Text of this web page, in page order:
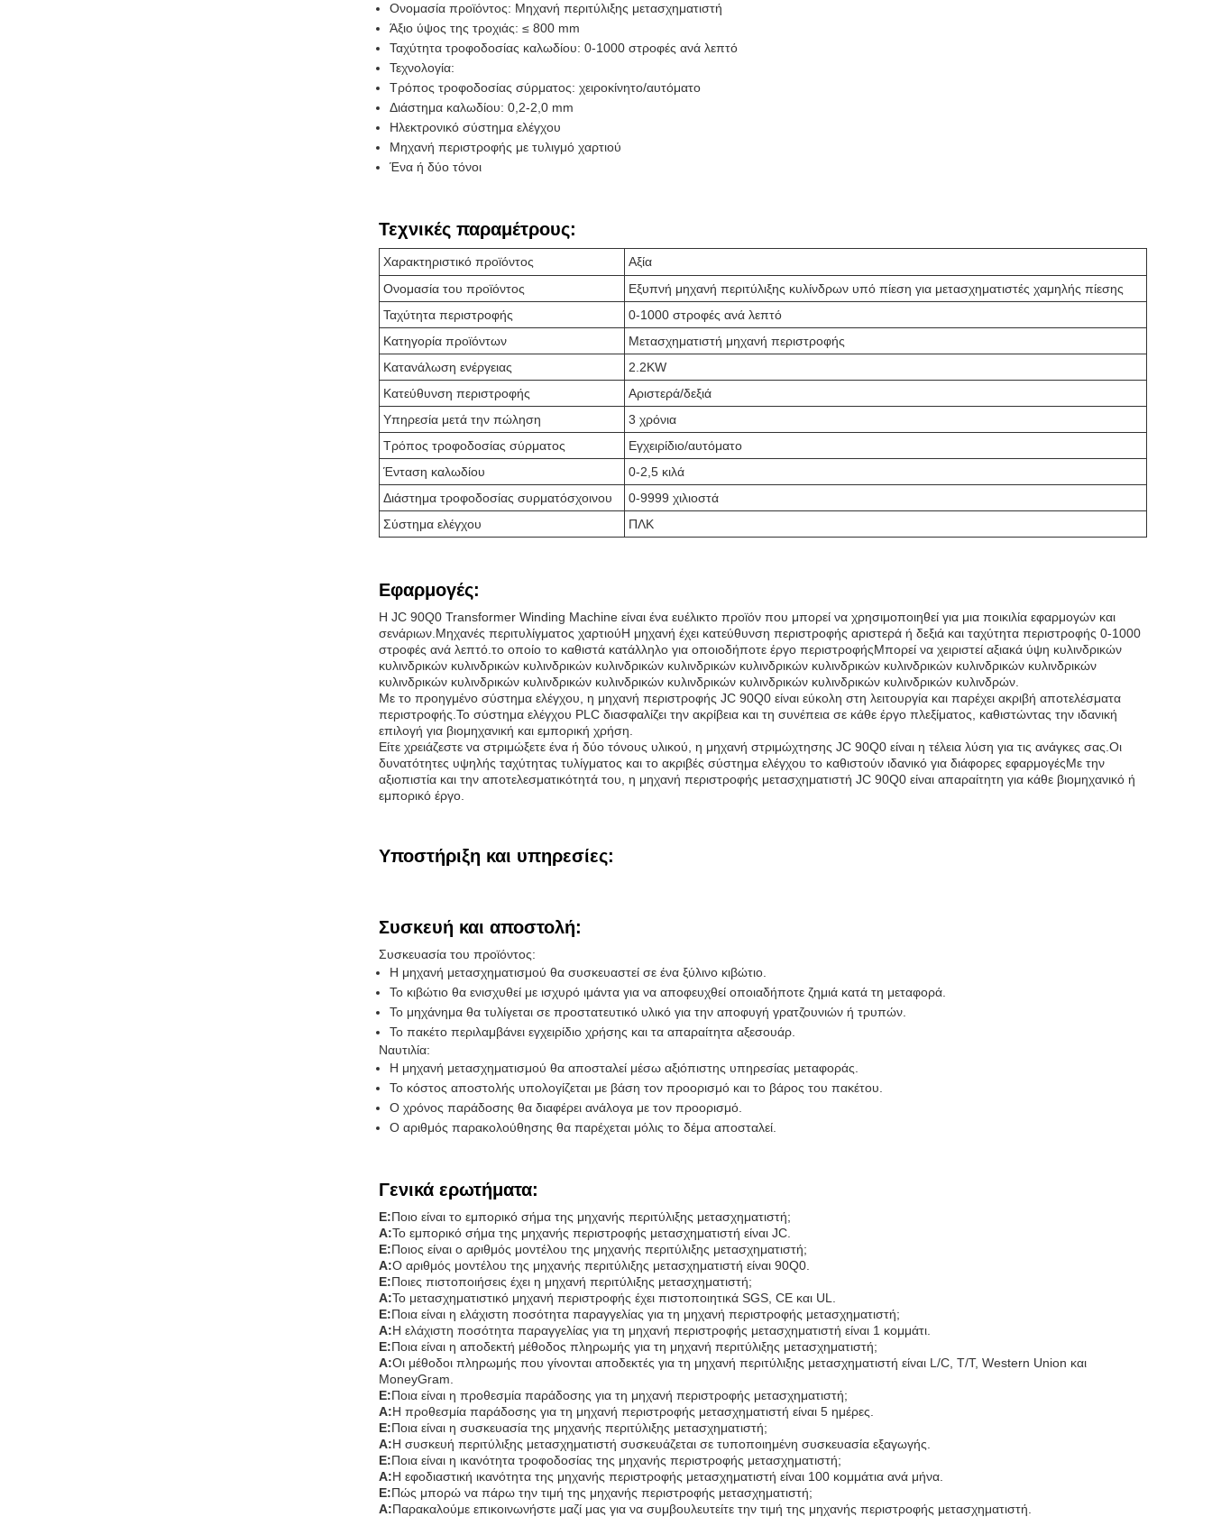
Ονομασία προϊόντος: Μηχανή περιτύλιξης μετασχηματιστή
Άξιο ύψος της τροχιάς: ≤ 800 mm
Ταχύτητα τροφοδοσίας καλωδίου: 0-1000 στροφές ανά λεπτό
Τεχνολογία:
Τρόπος τροφοδοσίας σύρματος: χειροκίνητο/αυτόματο
Διάστημα καλωδίου: 0,2-2,0 mm
Ηλεκτρονικό σύστημα ελέγχου
Μηχανή περιστροφής με τυλιγμό χαρτιού
Ένα ή δύο τόνοι
Τεχνικές παραμέτρους:
Χαρακτηριστικό προϊόντος
Αξία
Ονομασία του προϊόντος
Εξυπνή μηχανή περιτύλιξης κυλίνδρων υπό πίεση για μετασχηματιστές χαμηλής πίεσης
Ταχύτητα περιστροφής
0-1000 στροφές ανά λεπτό
Κατηγορία προϊόντων
Μετασχηματιστή μηχανή περιστροφής
Κατανάλωση ενέργειας
2.2KW
Κατεύθυνση περιστροφής
Αριστερά/δεξιά
Υπηρεσία μετά την πώληση
3 χρόνια
Τρόπος τροφοδοσίας σύρματος
Εγχειρίδιο/αυτόματο
Ένταση καλωδίου
0-2,5 κιλά
Διάστημα τροφοδοσίας συρματόσχοινου
0-9999 χιλιοστά
Σύστημα ελέγχου
ΠΛΚ
Εφαρμογές:
Η JC 90Q0 Transformer Winding Machine είναι ένα ευέλικτο προϊόν που μπορεί να χρησιμοποιηθεί για μια ποικιλία εφαρμογών και
σενάριων.Μηχανές περιτυλίγματος χαρτιούΗ μηχανή έχει κατεύθυνση περιστροφής αριστερά ή δεξιά και ταχύτητα περιστροφής 0-1000
στροφές ανά λεπτό.το οποίο το καθιστά κατάλληλο για οποιοδήποτε έργο περιστροφήςΜπορεί να χειριστεί αξιακά ύψη κυλινδρικών
κυλινδρικών κυλινδρικών κυλινδρικών κυλινδρικών κυλινδρικών κυλινδρικών κυλινδρικών κυλινδρικών κυλινδρικών κυλινδρικών
κυλινδρικών κυλινδρικών κυλινδρικών κυλινδρικών κυλινδρικών κυλινδρικών κυλινδρικών κυλινδρικών κυλινδρών.
Με το προηγμένο σύστημα ελέγχου, η μηχανή περιστροφής JC 90Q0 είναι εύκολη στη λειτουργία και παρέχει ακριβή αποτελέσματα
περιστροφής.Το σύστημα ελέγχου PLC διασφαλίζει την ακρίβεια και τη συνέπεια σε κάθε έργο πλεξίματος, καθιστώντας την ιδανική
επιλογή για βιομηχανική και εμπορική χρήση.
Είτε χρειάζεστε να στριμώξετε ένα ή δύο τόνους υλικού, η μηχανή στριμώχτησης JC 90Q0 είναι η τέλεια λύση για τις ανάγκες σας.Οι
δυνατότητες υψηλής ταχύτητας τυλίγματος και το ακριβές σύστημα ελέγχου το καθιστούν ιδανικό για διάφορες εφαρμογέςΜε την
αξιοπιστία και την αποτελεσματικότητά του, η μηχανή περιστροφής μετασχηματιστή JC 90Q0 είναι απαραίτητη για κάθε βιομηχανικό ή
εμπορικό έργο.
Υποστήριξη και υπηρεσίες:
Συσκευή και αποστολή:
Συσκευασία του προϊόντος:
Η μηχανή μετασχηματισμού θα συσκευαστεί σε ένα ξύλινο κιβώτιο.
Το κιβώτιο θα ενισχυθεί με ισχυρό ιμάντα για να αποφευχθεί οποιαδήποτε ζημιά κατά τη μεταφορά.
Το μηχάνημα θα τυλίγεται σε προστατευτικό υλικό για την αποφυγή γρατζουνιών ή τρυπών.
Το πακέτο περιλαμβάνει εγχειρίδιο χρήσης και τα απαραίτητα αξεσουάρ.
Ναυτιλία:
Η μηχανή μετασχηματισμού θα αποσταλεί μέσω αξιόπιστης υπηρεσίας μεταφοράς.
Το κόστος αποστολής υπολογίζεται με βάση τον προορισμό και το βάρος του πακέτου.
Ο χρόνος παράδοσης θα διαφέρει ανάλογα με τον προορισμό.
Ο αριθμός παρακολούθησης θα παρέχεται μόλις το δέμα αποσταλεί.
Γενικά ερωτήματα:
Ε:Ποιο είναι το εμπορικό σήμα της μηχανής περιτύλιξης μετασχηματιστή;
Α:Το εμπορικό σήμα της μηχανής περιστροφής μετασχηματιστή είναι JC.
Ε:Ποιος είναι ο αριθμός μοντέλου της μηχανής περιτύλιξης μετασχηματιστή;
Α:Ο αριθμός μοντέλου της μηχανής περιτύλιξης μετασχηματιστή είναι 90Q0.
Ε:Ποιες πιστοποιήσεις έχει η μηχανή περιτύλιξης μετασχηματιστή;
Α:Το μετασχηματιστικό μηχανή περιστροφής έχει πιστοποιητικά SGS, CE και UL.
Ε:Ποια είναι η ελάχιστη ποσότητα παραγγελίας για τη μηχανή περιστροφής μετασχηματιστή;
Α:Η ελάχιστη ποσότητα παραγγελίας για τη μηχανή περιστροφής μετασχηματιστή είναι 1 κομμάτι.
Ε:Ποια είναι η αποδεκτή μέθοδος πληρωμής για τη μηχανή περιτύλιξης μετασχηματιστή;
Α:Οι μέθοδοι πληρωμής που γίνονται αποδεκτές για τη μηχανή περιτύλιξης μετασχηματιστή είναι L/C, T/T, Western Union και
MoneyGram.
Ε:Ποια είναι η προθεσμία παράδοσης για τη μηχανή περιστροφής μετασχηματιστή;
Α:Η προθεσμία παράδοσης για τη μηχανή περιστροφής μετασχηματιστή είναι 5 ημέρες.
Ε:Ποια είναι η συσκευασία της μηχανής περιτύλιξης μετασχηματιστή;
Α:Η συσκευή περιτύλιξης μετασχηματιστή συσκευάζεται σε τυποποιημένη συσκευασία εξαγωγής.
Ε:Ποια είναι η ικανότητα τροφοδοσίας της μηχανής περιστροφής μετασχηματιστή;
Α:Η εφοδιαστική ικανότητα της μηχανής περιστροφής μετασχηματιστή είναι 100 κομμάτια ανά μήνα.
Ε:Πώς μπορώ να πάρω την τιμή της μηχανής περιστροφής μετασχηματιστή;
Α:Παρακαλούμε επικοινωνήστε μαζί μας για να συμβουλευτείτε την τιμή της μηχανής περιστροφής μετασχηματιστή.